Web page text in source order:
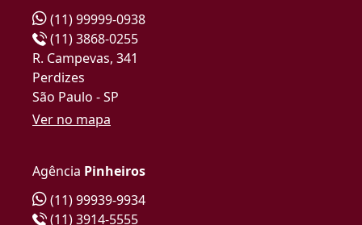
(11) 99999-0938
(11) 3868-0255
R. Campevas, 341
Perdizes
São Paulo - SP
Ver no mapa
Agência Pinheiros
(11) 99939-9934
(11) 3914-5555